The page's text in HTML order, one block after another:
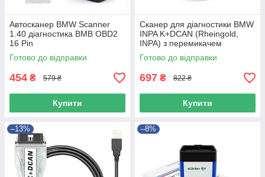
Автосканер BMW Scanner
1.40 діагностика BМВ OBD2
16 Pin
Готово до відправки
454 ₴ 579 ₴
Купити
Сканер для діагностики BMW
INPA K+DCAN (Rheingold,
INPA) з перемикачем
Готово до відправки
697 ₴ 822 ₴
Купити
–13% –8%